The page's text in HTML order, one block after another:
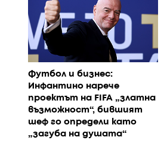
Футбол и бизнес:
Инфантино нарече
проектът на FIFA „златна
възможност“, бившият
шеф го определи като
„загуба на душата“